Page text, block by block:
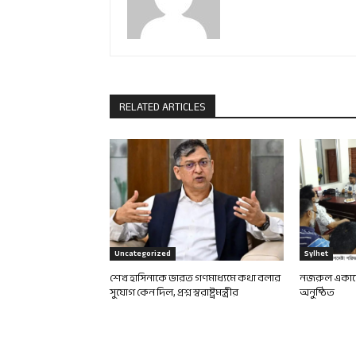
RELATED ARTICLES
Uncategorized
শেখ হাসিনাকে ভারত গণমাধ্যমে কথা বলার
সুযোগ কেন দিল, প্রশ্ন স্বরাষ্ট্রমন্ত্রীর
Sylhet
নজরুল
অনুষ্ঠিত